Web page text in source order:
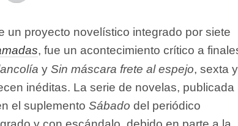
un proyecto novelístico integrado por siete
, fue un acontecimiento crítico a
y Sin máscara frete al espejo, sexta y
inéditas. La serie de novelas, publicada
el suplemento Sábado del periódico